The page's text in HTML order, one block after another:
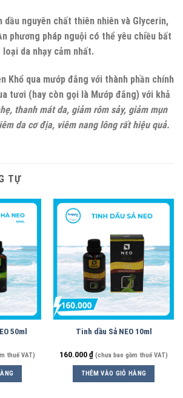
dầu nguyên chất thiên nhiên và Glycerin,
phương pháp nguội có thể yêu chiều bất
loại da nhạy cảm nhất.
Khổ qua mướp đắng với thành phần chính
tươi (hay còn gọi là Mướp đắng) với khả
thanh mát da, giảm rôm sảy, giảm mụn
da cơ địa, viêm nang lông rất hiệu quả.
TỰ
50ml
thuế VAT)
Tinh dầu Sả NEO 10ml
160.000₫ (chưa bao gồm thuế VAT)
THÊM VÀO GIỎ HÀNG